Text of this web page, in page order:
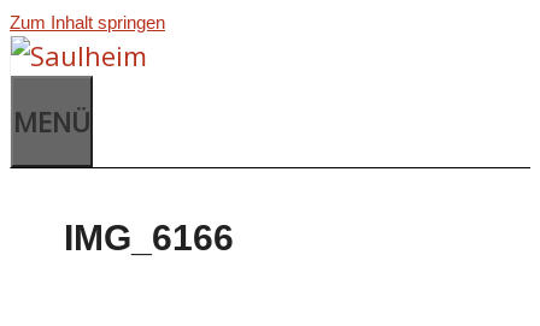
Zum Inhalt springen
MENÜ
IMG_6166